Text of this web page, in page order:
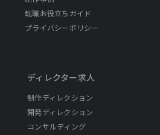
転職お役立ちガイド
プライバシーポリシー
ディレクター求人
制作ディレクション
開発ディレクション
コンサルティング